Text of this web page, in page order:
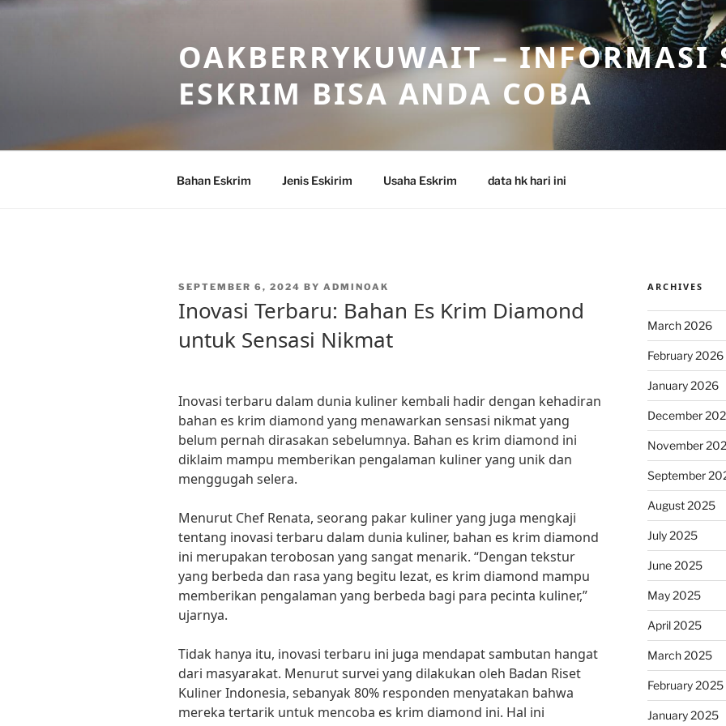
Skip
OAKBERRYKUWAIT – INFORMASI
ESKRIM BISA ANDA COBA
Bahan Eskrim Jenis Eskirim Usaha Eskrim data hk hari ini
POSTED
SEPTEMBER 6, 2024 BY ADMINOAK
Inovasi Terbaru: Bahan Es Krim Diamond
untuk Sensasi Nikmat
Inovasi terbaru dalam dunia kuliner kembali hadir dengan kehadiran
bahan es krim diamond yang menawarkan sensasi nikmat yang
belum pernah dirasakan sebelumnya. Bahan es krim diamond ini
diklaim mampu memberikan pengalaman kuliner yang unik dan
menggugah selera.
Menurut Chef Renata, seorang pakar kuliner yang juga mengkaji
tentang inovasi terbaru dalam dunia kuliner, bahan es krim diamond
ini merupakan terobosan yang sangat menarik. “Dengan tekstur
yang berbeda dan rasa yang begitu lezat, es krim diamond mampu
memberikan pengalaman yang berbeda bagi para pecinta kuliner,”
ujarnya.
Tidak hanya itu, inovasi terbaru ini juga mendapat sambutan hangat
dari masyarakat. Menurut survei yang dilakukan oleh Badan Riset
Kuliner Indonesia, sebanyak 80% responden menyatakan bahwa
mereka tertarik untuk mencoba es krim diamond ini. Hal ini
ARCHIVES
March 2026
February 2026
January 2026
December
November
September
August 2025
July 2025
June 2025
May 2025
April 2025
March 2025
February 2025
January 2025